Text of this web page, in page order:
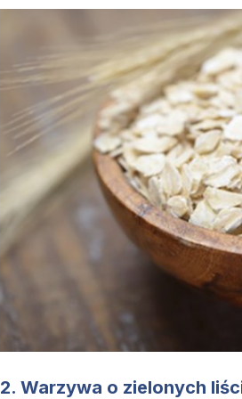
2. Warzywa o zielonych